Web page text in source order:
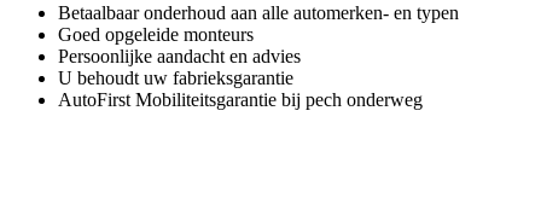
Betaalbaar onderhoud aan alle automerken- en typen
Goed opgeleide monteurs
Persoonlijke aandacht en advies
U behoudt uw fabrieksgarantie
AutoFirst Mobiliteitsgarantie bij pech onderweg